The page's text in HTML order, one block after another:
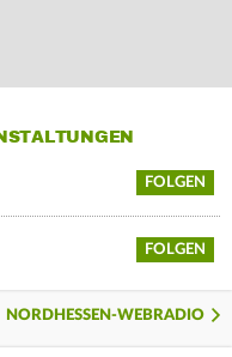
FOLGEN
FOLGEN
NORDHESSEN-WEBRADIO